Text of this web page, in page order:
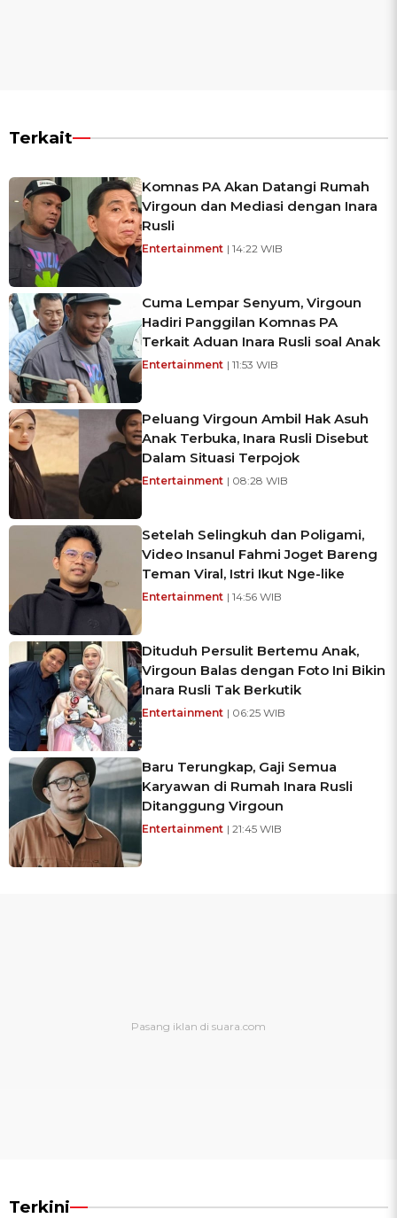
Terkait
Komnas PA Akan Datangi Rumah
Virgoun dan Mediasi dengan Inara
Rusli
Entertainment | 14:22 WIB
Cuma Lempar Senyum, Virgoun
Hadiri Panggilan Komnas PA
Terkait Aduan Inara Rusli soal Anak
Entertainment | 11:53 WIB
Peluang Virgoun Ambil Hak Asuh
Anak Terbuka, Inara Rusli Disebut
Dalam Situasi Terpojok
Entertainment | 08:28 WIB
Setelah Selingkuh dan Poligami,
Video Insanul Fahmi Joget Bareng
Teman Viral, Istri Ikut Nge-like
Entertainment | 14:56 WIB
Dituduh Persulit Bertemu Anak,
Virgoun Balas dengan Foto Ini Bikin
Inara Rusli Tak Berkutik
Entertainment | 06:25 WIB
Baru Terungkap, Gaji Semua
Karyawan di Rumah Inara Rusli
Ditanggung Virgoun
Entertainment | 21:45 WIB
Terkini